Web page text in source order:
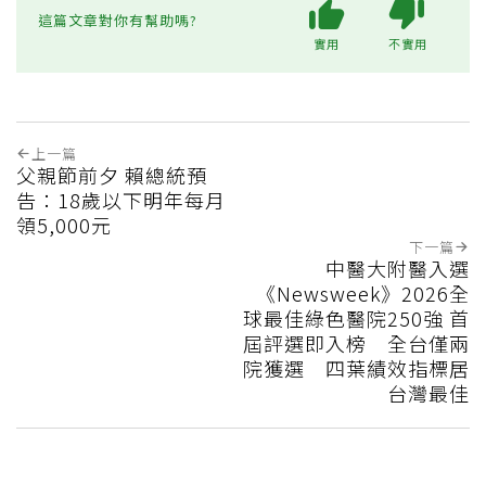
這篇文章對你有幫助嗎?
實用 不實用
上一篇
父親節前夕 賴總統預
告：18歲以下明年每月
領5,000元
下一篇
中醫大附醫入選
《Newsweek》2026全
球最佳綠色醫院250強 首
屆評選即入榜 全台僅兩
院獲選 四葉績效指標居
台灣最佳